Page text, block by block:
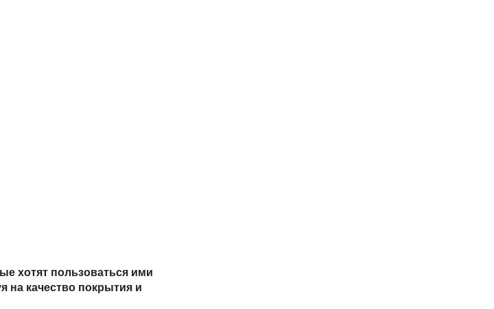
хотят пользоваться ими
на качество покрытия и